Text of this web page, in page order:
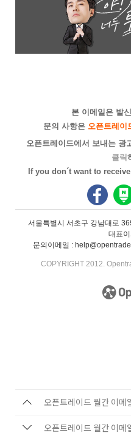
본 이메일은 발
문의 사항은 오픈트레이
오픈트레이드에서 보내는 광
클릭
If you don´t want to
서울특별시 서초구 강남대로
대표이
문의이메일 :
COPYRIGHT 2012.
오픈트레이드 월간 이
오픈트레이드 월간 이